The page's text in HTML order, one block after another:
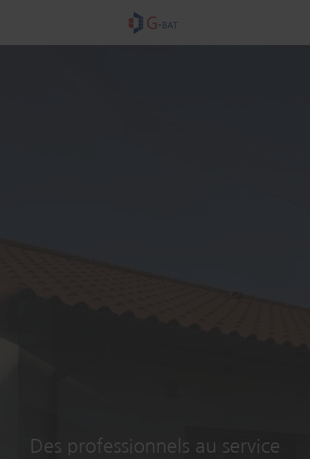
Des professionnels au service